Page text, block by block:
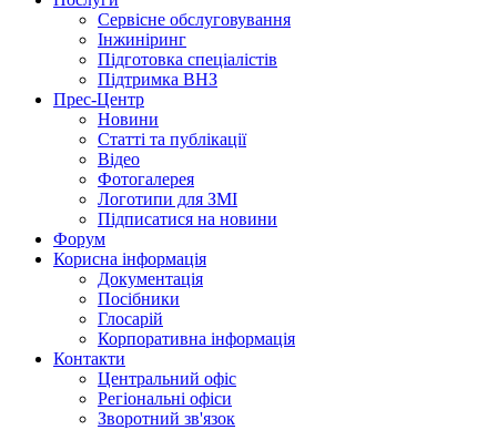
Сервісне обслуговування
Інжиніринг
Підготовка спеціалістів
Підтримка ВНЗ
Прес-Центр
Новини
Статті та публікації
Відео
Фотогалерея
Логотипи для ЗМІ
Підписатися на новини
Форум
Корисна інформація
Документація
Посібники
Глосарій
Корпоративна інформація
Контакти
Центральний офіс
Регіональні офіси
Зворотний зв'язок